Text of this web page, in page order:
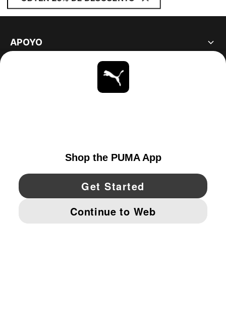
APOYO
YouTube Twitter Pinterest
IMPRINT AND LEGAL DATA